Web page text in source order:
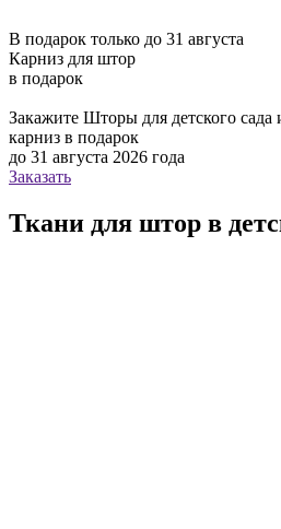
В подарок только до 31 августа
Карниз для штор
в подарок
Закажите Шторы для детского
карниз в подарок
до 31 августа 2026 года
Заказать
Ткани для штор в